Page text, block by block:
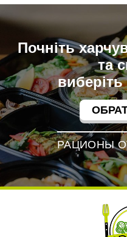
Почніть
та
виберіть
РАЦИОНЫ